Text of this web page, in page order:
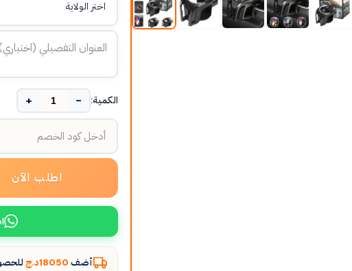
الكمية: −
+
اطلب الآن
أضف 18050د.ج